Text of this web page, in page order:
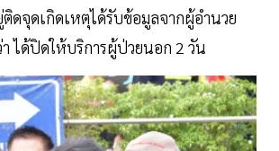
ดจุดเกิดเหตุได้รับข้อมูลจากผู้อำนวย
า ได้ปิดให้บริการผู้ป่วยนอก 2 วัน